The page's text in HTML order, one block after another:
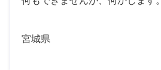
宮城県